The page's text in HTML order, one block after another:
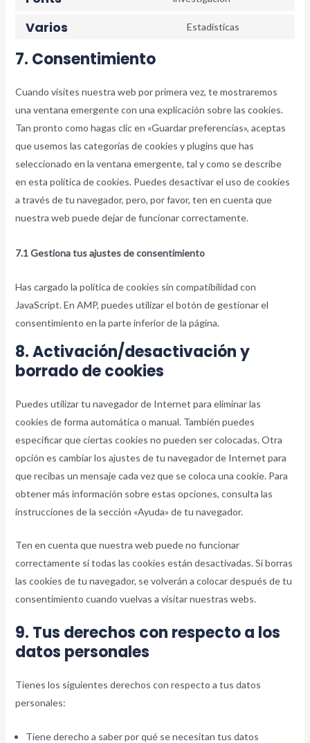
Varios Estadísticas
7. Consentimiento
Cuando visites nuestra web por primera vez, te mostraremos
una ventana emergente con una explicación sobre las cookies.
Tan pronto como hagas clic en «Guardar preferencias», aceptas
que usemos las categorías de cookies y plugins que has
seleccionado en la ventana emergente, tal y como se describe
en esta política de cookies. Puedes desactivar el uso de cookies
a través de tu navegador, pero, por favor, ten en cuenta que
nuestra web puede dejar de funcionar correctamente.
7.1 Gestiona tus ajustes de consentimiento
Has cargado la política de cookies sin compatibilidad con
JavaScript. En AMP, puedes utilizar el botón de gestionar el
consentimiento en la parte inferior de la página.
8. Activación/desactivación y
borrado de cookies
Puedes utilizar tu navegador de Internet para eliminar las
cookies de forma automática o manual. También puedes
especificar que ciertas cookies no pueden ser colocadas. Otra
opción es cambiar los ajustes de tu navegador de Internet para
que recibas un mensaje cada vez que se coloca una cookie. Para
obtener más información sobre estas opciones, consulta las
instrucciones de la sección «Ayuda» de tu navegador.
Ten en cuenta que nuestra web puede no funcionar
correctamente si todas las cookies están desactivadas. Si borras
las cookies de tu navegador, se volverán a colocar después de tu
consentimiento cuando vuelvas a visitar nuestras webs.
9. Tus derechos con respecto a los
datos personales
Tienes los siguientes derechos con respecto a tus datos
personales:
Tiene derecho a saber por qué se necesitan tus datos